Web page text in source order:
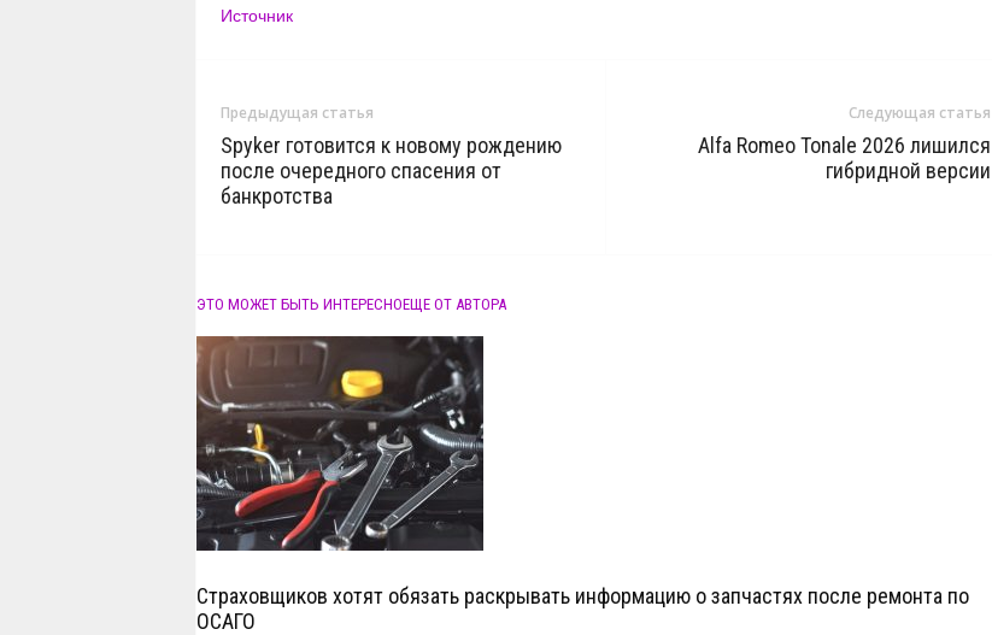
Источник
Предыдущая статья
Spyker готовится к новому рождению
после очередного спасения от
банкротства
Следующая статья
Alfa Romeo Tonale 2026 лишился
гибридной версии
ЭТО МОЖЕТ БЫТЬ ИНТЕРЕСНОЕЩЕ ОТ АВТОРА
Страховщиков хотят обязать раскрывать информацию о запчастях после ремонта по
ОСАГО